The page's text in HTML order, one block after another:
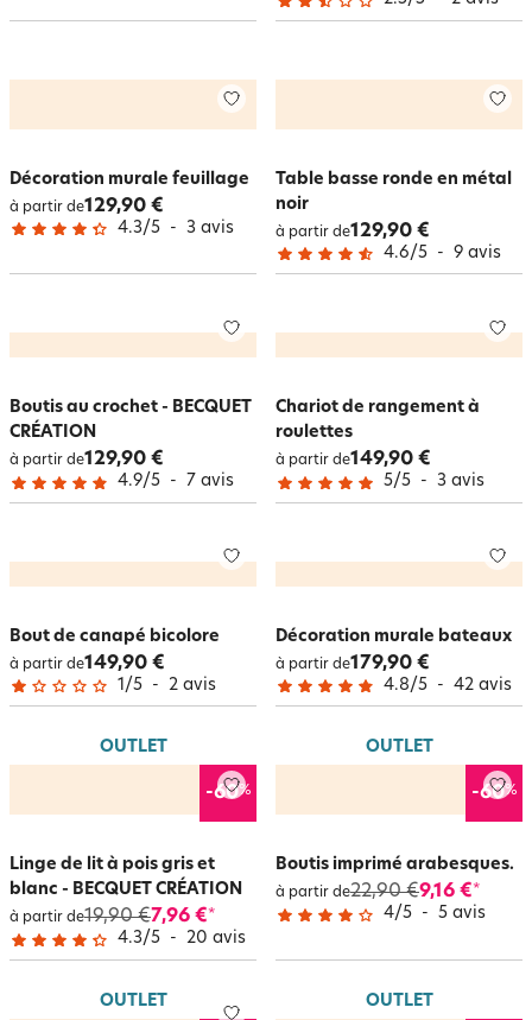
Décoration murale feuillage
à partir de129,90 €
4.3/5 - 3 avis
Table basse ronde en métal
noir
à partir de129,90 €
4.6/5 - 9 avis
Boutis au crochet - BECQUET
CRÉATION
à partir de129,90 €
4.9/5 - 7 avis
Chariot de rangement à
roulettes
à partir de149,90 €
5/5 - 3 avis
Bout de canapé bicolore
à partir de149,90 €
1 /5 - 2 avis
Décoration murale bateaux
à partir de179,90 €
4.8/5 - 42 avis
OUTLET
-60%
Linge de lit à pois gris et
blanc - BECQUET CRÉATION
à partir de19,90 €7,96 €*
4.3/5 - 20 avis
OUTLET
-60%
Boutis imprimé arabesques.
à partir de22,90 €9,16 €*
4/5 - 5 avis
OUTLET OUTLET